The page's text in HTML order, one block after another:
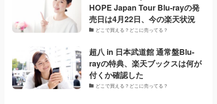
HOPE Japan Tour Blu-rayの発
売日は4月22日、今の楽天状況
どこで買える？どこに売ってる？
超八 in 日本武道館 通常盤Blu-
rayの特典、楽天ブックスは何が
付くか確認した
どこで買える？どこに売ってる？